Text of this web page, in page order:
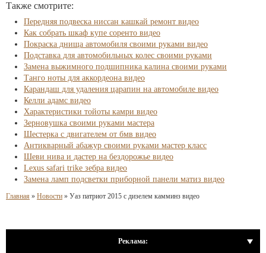
Также смотрите:
Передняя подвеска ниссан кашкай ремонт видео
Как собрать шкаф купе соренто видео
Покраска днища автомобиля своими руками видео
Подставка для автомобильных колес своими руками
Замена выжимного подшипника калина своими руками
Танго ноты для аккордеона видео
Карандаш для удаления царапин на автомобиле видео
Келли адамс видео
Характеристики тойоты камри видео
Зерновушка своими руками мастера
Шестерка с двигателем от бмв видео
Антикварный абажур своими руками мастер класс
Шеви нива и дастер на бездорожье видео
Lexus safari trike зебра видео
Замена ламп подсветки приборной панели матиз видео
Главная » Новости » Уаз патриот 2015 с дизелем камминз видео
Реклама: